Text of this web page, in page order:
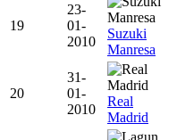
19
23-
01-
2010
Suzuki
Manresa
20
31-
01-
2010
Real
Madrid